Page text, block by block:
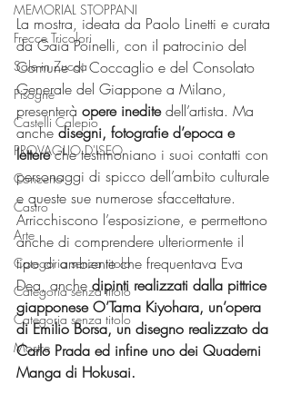
MEMORIAL STOPPANI
Frecce Tricolori
Sale in Zucca
Pisogne
Castelli Calepio
PROVAGLIO D'ISEO
Concerto
Castro
Arte
Categoria senza titolo
Categoria senza titolo
Categoria senza titolo
Mostre
La mostra, ideata da Paolo Linetti e curata
da Gaia Poinelli, con il patrocinio del
Comune di Coccaglio e del Consolato
Generale del Giappone a Milano,
presenterà opere inedite dell’artista. Ma
anche disegni, fotografie d’epoca e
lettere che testimoniano i suoi contatti con
personaggi di spicco dell’ambito culturale
e queste sue numerose sfaccettature.
Arricchiscono l’esposizione, e permettono
anche di comprendere ulteriormente il
tipo di ambiente che frequentava Eva
Dea, anche dipinti realizzati dalla pittrice
giapponese O’Tama Kiyohara, un’opera
di Emilio Borsa, un disegno realizzato da
Carlo Prada ed infine uno dei Quaderni
Manga di Hokusai.